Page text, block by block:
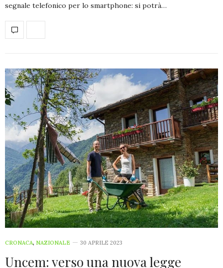
segnale telefonico per lo smartphone: si potrà…
CRONACA, NAZIONALE 30 APRILE 2023
Uncem: verso una nuova legge